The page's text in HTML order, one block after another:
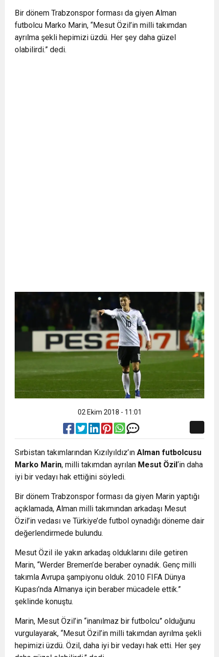
0:12 Nar suyunun antioksidan seviyesi yeşil çaydan
daha yüksek
0:07 DİTİB kurucularından Abdullah Uzunalioğlu‘nun
Bir dönem Trabzonspor forması da giyen Alman
futbolcu Marko Marin, “Mesut Özil’in milli takımdan
ayrılma şekli hepimizi üzdü. Her şey daha güzel
olabilirdi.” dedi.
02 Ekim 2018 - 11:01
Sırbistan takımlarından Kızılyıldız’ın Alman futbolcusu
Marko Marin, milli takımdan ayrılan Mesut Özil‘in daha
iyi bir vedayı hak ettiğini söyledi.
Bir dönem Trabzonspor forması da giyen Marin yaptığı
açıklamada, Alman milli takımından arkadaşı Mesut
Özil’in vedası ve Türkiye’de futbol oynadığı döneme dair
değerlendirmede bulundu.
Mesut Özil ile yakın arkadaş olduklarını dile getiren
Marin, “Werder Bremen’de beraber oynadık. Genç milli
takımla Avrupa şampiyonu olduk. 2010 FIFA Dünya
Kupası’nda Almanya için beraber mücadele ettik.”
şeklinde konuştu.
Marin, Mesut Özil’in “inanılmaz bir futbolcu” olduğunu
vurgulayarak, “Mesut Özil’in milli takımdan ayrılma şekli
hepimizi üzdü. Özil, daha iyi bir vedayı hak etti. Her şey